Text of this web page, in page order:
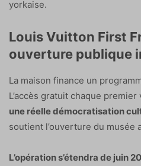
yorkaise.
Louis Vuitton First
ouverture publique
La maison finance un
L’accès gratuit chaque
une réelle démocratisation
soutient l’ouverture du musée
L’opération s’étendra de juin